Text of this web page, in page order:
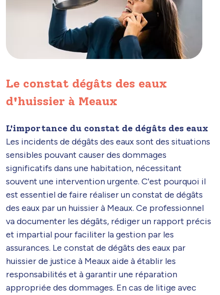
Le constat dégâts des eaux
d'huissier à Meaux
L'importance du constat de dégâts des eaux
Les incidents de dégâts des eaux sont des situations
sensibles pouvant causer des dommages
significatifs dans une habitation, nécessitant
souvent une intervention urgente. C'est pourquoi il
est essentiel de faire réaliser un constat de dégâts
des eaux par un huissier à Meaux. Ce professionnel
va documenter les dégâts, rédiger un rapport précis
et impartial pour faciliter la gestion par les
assurances. Le constat de dégâts des eaux par
huissier de justice à Meaux aide à établir les
responsabilités et à garantir une réparation
appropriée des dommages. En cas de litige avec